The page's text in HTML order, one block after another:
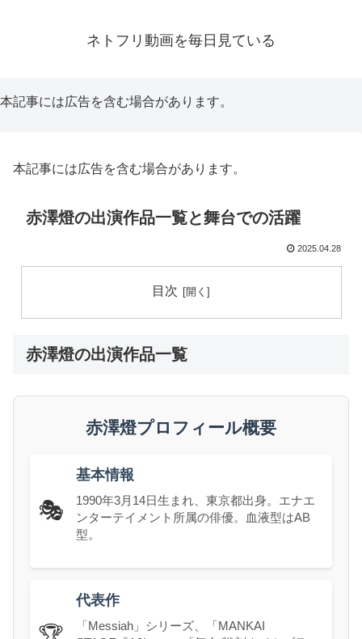
ネトフリ動画を毎日見ている
本記事には広告を含む場合があります。
本記事には広告を含む場合があります。
赤澤燈の出演作品一覧と舞台での活躍
2025.04.28
目次
赤澤燈の出演作品一覧
赤澤燈プロフィール概要
🎭
基本情報
1990年3月14日生まれ、東京都出身。エナエ
ンターテイメント所属の俳優。血液型はAB
型。
代表作
「Messiah」シリーズ、「MANKAI